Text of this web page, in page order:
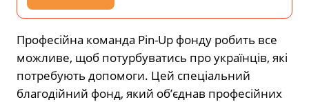
Професійна команда Pin-Up фонду робить все
можливе, щоб потурбуватись про українців, які
потребують допомоги. Цей спеціальний
благодійний фонд, який об’єднав професійних